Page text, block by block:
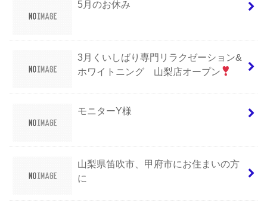
5月のお休み
3月くいしばり専門リラクゼーション&
ホワイトニング 山梨店オープン
モニターY様
山梨県笛吹市、甲府市にお住まいの方
に